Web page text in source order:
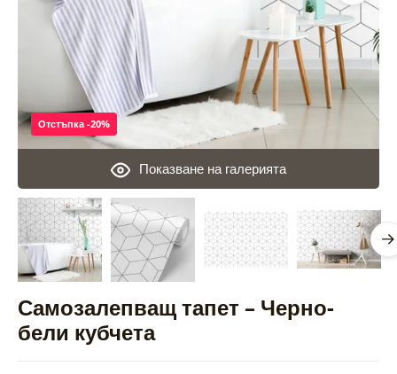
Самозалепващ тапет – Черно-
бели кубчета
Показване на галерията
Отстъпка -20%